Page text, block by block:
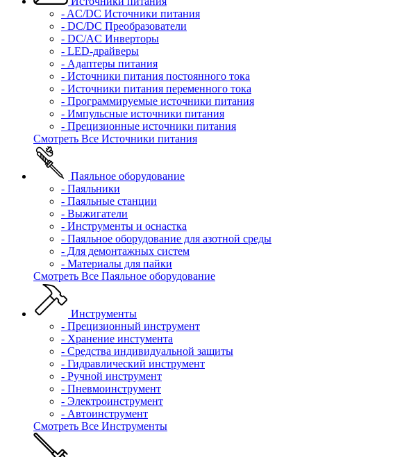
- AC/DC Источники питания
- DC/DC Преобразователи
- DC/AC Инверторы
- LED-драйверы
- Адаптеры питания
- Источники питания постоянного тока
- Источники питания переменного тока
- Программируемые источники питания
- Импульсные источники питания
- Прецизионные источники питания
Смотреть Все Источники питания
Паяльное оборудование
- Паяльники
- Паяльные станции
- Выжигатели
- Инструменты и оснастка
- Паяльное оборудование для азотной среды
- Для демонтажных систем
- Материалы для пайки
Смотреть Все Паяльное оборудование
Инструменты
- Прецизионный инструмент
- Хранение инстумента
- Средства индивидуальной защиты
- Гидравлический инструмент
- Ручной инструмент
- Пневмоинструмент
- Электроинструмент
- Автоинструмент
Смотреть Все Инструменты